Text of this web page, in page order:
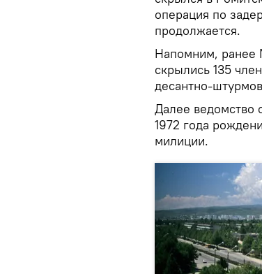
операция по
продолжается.
Напомним, ранее
скрылись 135
десантно-
Далее ведомство
1972 года
милиции.